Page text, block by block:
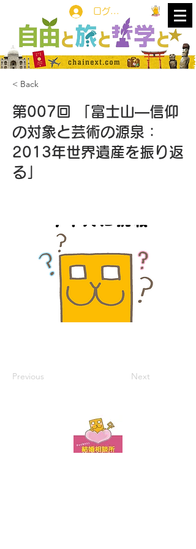
ログイン
< Back
第007回 「富士山―信仰
の対象と芸術の源泉：
2013年世界遺産を振り返
る」
Previous Next